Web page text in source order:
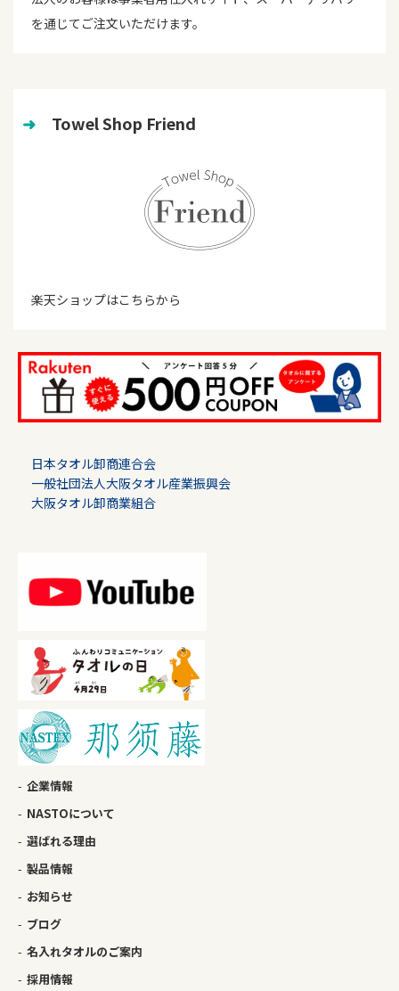
を通じてご注文いただけます。
➜ Towel Shop Friend
楽天ショップはこちらから
日本タオル卸商連合会
一般社団法人大阪タオル産業振興会
大阪タオル卸商業組合
企業情報
NASTOについて
選ばれる理由
製品情報
お知らせ
ブログ
名入れタオルのご案内
採用情報